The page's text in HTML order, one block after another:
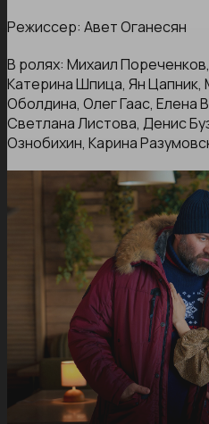
Режиссер: Авет Оганесян
В ролях: Михаил
Катерина Шпица, Ян Цапник,
Оболдина, Олег Гаас, Елена
Светлана Листова, Денис
Ознобихин, Карина